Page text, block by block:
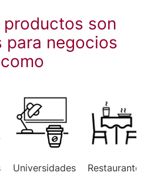
productos son
para negocios
como
Universidades Restaurantes